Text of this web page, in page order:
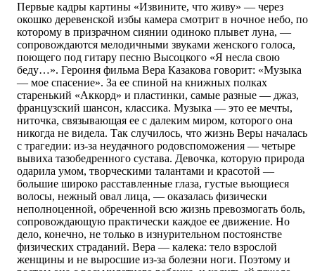
Первые кадры картины «Извините, что живу» — через
окошко деревенской избы камера смотрит в ночное небо, по
которому в призрачном сиянии одиноко плывет луна, —
сопровождаются мелодичными звуками женского голоса,
поющего под гитару песню Высоцкого «Я несла свою
беду…». Героиня фильма Вера Казакова говорит: «Музыка
— мое спасение». За ее спиной на книжных полках
старенький «Аккорд» и пластинки, самые разные — джаз,
французский шансон, классика. Музыка — это ее мечты,
ниточка, связывающая ее с далеким миром, которого она
никогда не видела. Так случилось, что жизнь Веры началась
с трагедии: из-за неудачного родовспоможения — четыре
вывиха тазобедренного сустава. Девочка, которую природа
одарила умом, творческими талантами и красотой —
большие широко расставленные глаза, густые вьющиеся
волосы, нежный овал лица, — оказалась физически
неполноценной, обреченной всю жизнь превозмогать боль,
сопровождающую практически каждое ее движение. Но
дело, конечно, не только в изнурительном постоянстве
физических страданий. Вера — калека: тело взрослой
женщины и не выросшие из-за болезни ноги. Поэтому и